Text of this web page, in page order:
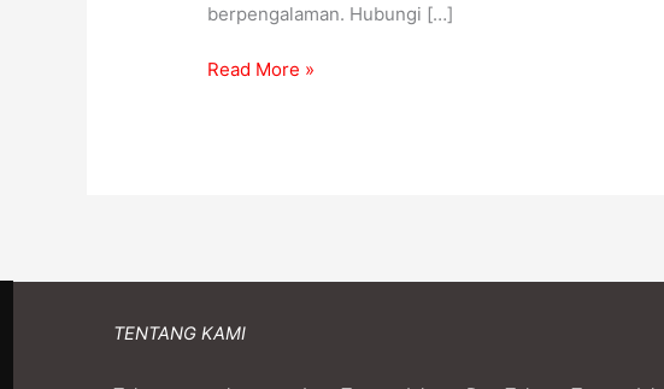
berpengalaman. Hubungi […]
Read More »
TENTANG KAMI